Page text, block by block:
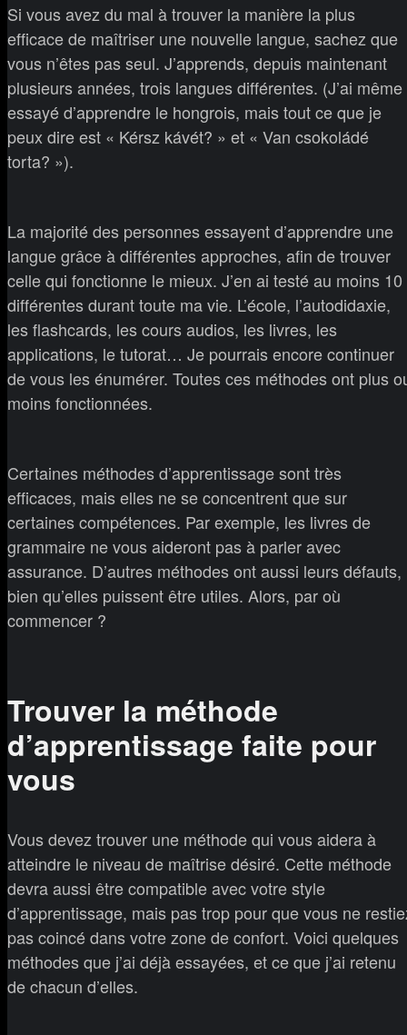
Si vous avez du mal à trouver la manière la plus
efficace de maîtriser une nouvelle langue, sachez que
vous n’êtes pas seul. J’apprends, depuis maintenant
plusieurs années, trois langues différentes. (J’ai même
essayé d’apprendre le hongrois, mais tout ce que je
peux dire est « Kérsz kávét? » et « Van csokoládé
torta? »).
La majorité des personnes essayent d’apprendre une
langue grâce à différentes approches, afin de trouver
celle qui fonctionne le mieux. J’en ai testé au moins 10
différentes durant toute ma vie. L’école, l’autodidaxie,
les flashcards, les cours audios, les livres, les
applications, le tutorat… Je pourrais encore continuer
de vous les énumérer. Toutes ces méthodes ont plus
moins fonctionnées.
Certaines méthodes d’apprentissage sont très
efficaces, mais elles ne se concentrent que sur
certaines compétences. Par exemple, les livres de
grammaire ne vous aideront pas à parler avec
assurance. D’autres méthodes ont aussi leurs défauts,
bien qu’elles puissent être utiles. Alors, par où
commencer ?
Trouver la méthode
d’apprentissage faite pour
vous
Vous devez trouver une méthode qui vous aidera à
atteindre le niveau de maîtrise désiré. Cette méthode
devra aussi être compatible avec votre style
d’apprentissage, mais pas trop pour que vous ne
pas coincé dans votre zone de confort. Voici quelques
méthodes que j’ai déjà essayées, et ce que j’ai retenu
de chacun d’elles.